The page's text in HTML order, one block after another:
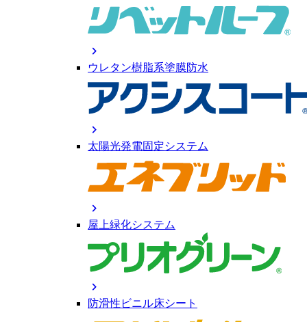
chevron_right
ウレタン樹脂系塗膜防水
chevron_right
太陽光発電固定システム
chevron_right
屋上緑化システム
chevron_right
防滑性ビニル床シート